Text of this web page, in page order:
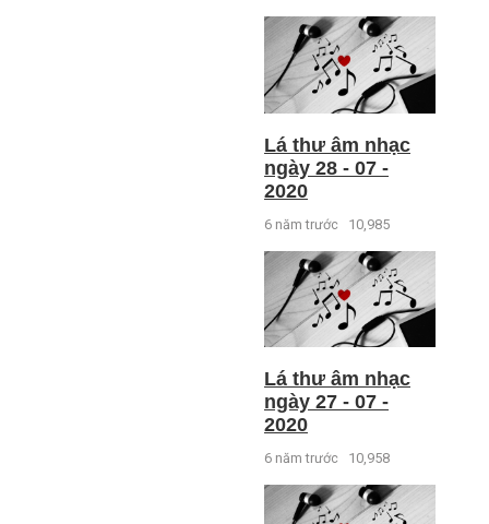
Lá thư âm nhạc
ngày 28 - 07 -
2020
6 năm trước 10,985
Lá thư âm nhạc
ngày 27 - 07 -
2020
6 năm trước 10,958